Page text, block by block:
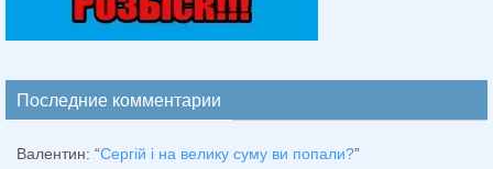
Последние комментарии
Валентин: “Сергій і на велику суму ви попали?”